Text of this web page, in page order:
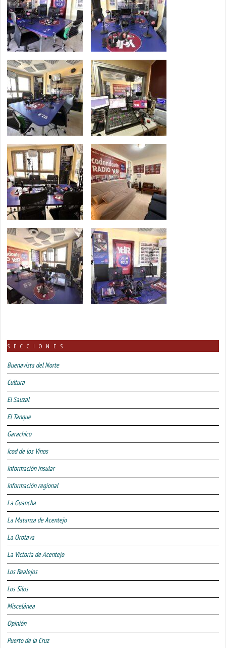
SECCIONES
Buenavista del Norte
Cultura
El Sauzal
El Tanque
Garachico
Icod de los Vinos
Información insular
Información regional
La Guancha
La Matanza de Acentejo
La Orotava
La Victoria de Acentejo
Los Realejos
Los Silos
Miscelánea
Opinión
Puerto de la Cruz